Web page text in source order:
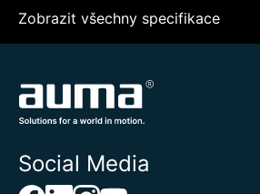
Zobrazit všechny specifikace
Social Media